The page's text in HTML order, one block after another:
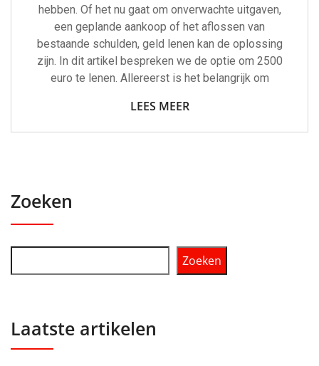
hebben. Of het nu gaat om onverwachte uitgaven,
een geplande aankoop of het aflossen van
bestaande schulden, geld lenen kan de oplossing
zijn. In dit artikel bespreken we de optie om 2500
euro te lenen. Allereerst is het belangrijk om
LEES MEER
Zoeken
Zoeken
Laatste artikelen